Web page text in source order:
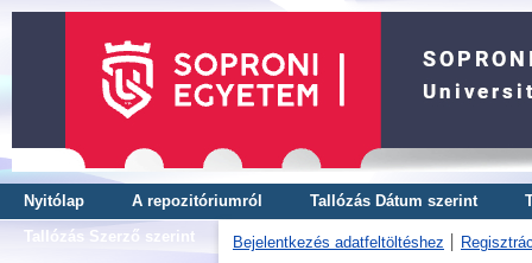
Nyitólap A repozitóriumról Tallózás Dátum szerint
Tallózás Szerző szerint
Bejelentkezés adatfeltöltéshez